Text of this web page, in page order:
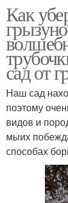
Как
сад от
Наш сад
поэтому
видов и
мыих
способах